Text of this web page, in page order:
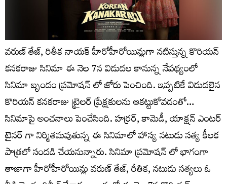
వరుణ్ తేజ్, రితీక నాయక్ హీరోహీరోయిన్లుగా నటిస్తున్న కొరియన్
కనకరాజు సినిమా ఈ నెల 7న విడుదల కానున్న నేపథ్యంలో
సినిమా బృందం ప్రమోషన్ లో జోరు పెంచింది. ఇప్పటికే విడుదలైన
కొరియన్ కనకరాజు ట్రైలర్ ప్రేక్షకులను ఆకట్టుకోవడంతో…
సినిమాపై అంచనాలు పెంచేసింది. హర్రర్, కామెడీ, యాక్షన్ ఎంటర్
టైనర్ గా నిర్మితమవుతున్న ఈ సినిమాలో హాస్య నటుడు సత్య కీలక
పాత్రలో సందడి చేయనున్నారు. సినిమా ప్రమోషన్ లో భాగంగా
తాజాగా హీరోహీరోయిన్లు వరుణ్ తేజ్, రీతిక, నటుడు సత్యలు ఓ